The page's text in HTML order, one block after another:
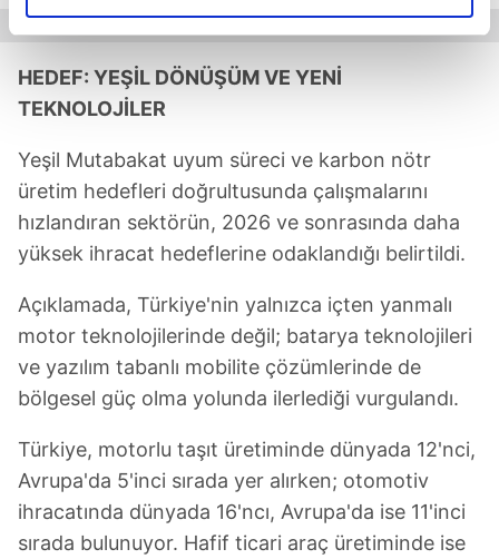
elimizden gelen çabayı gösterdiğimizi ve bu noktada,
reklamların maliyetlerimizi karşılamak noktasında tek gelir
kalemimiz olduğunu sizlere hatırlatmak isteriz.
Her halükârda, kullanıcılar, bu çerezlere izin vermedikleri
takdirde, kullanıcılara hedefli reklamlar
gösterilmeyecektir."
Sizlere daha iyi bir hizmet sunabilmek için İnternet
Sitemizde kendimize ve üçüncü kişilere ait çerezler
verileriniz işlenmekte olup gerekli olan çerezler bilgi
toplumu hizmetlerinin sunulması amacıyla
kullanılmaktadır. Diğer çerezler, sitemizin daha işlevsel
kılınması ve kişiselleştirilmesi ve sizlere yönelik
reklam/pazarlama faaliyetlerinin yapılması, amaçlarıyla
sınırlı olarak açık rızanız dahilinde kullanılacaktır.
Çerezlere ilişkin tercihlerinizi aşağıda yer alan panel
vasıtasıyla belirleyebilirsiniz. Çerezlere ilişkin detaylı bilgi
için Ayarlar butonuna tıklayabilir, Çerez Bilgilendirme
HEDEF: YEŞİL DÖNÜŞÜM VE YENİ
TEKNOLOJİLER
Yeşil Mutabakat uyum süreci ve karbon nötr
üretim hedefleri doğrultusunda çalışmalarını
hızlandıran sektörün, 2026 ve sonrasında daha
yüksek ihracat hedeflerine odaklandığı belirtildi.
Açıklamada, Türkiye'nin yalnızca içten yanmalı
motor teknolojilerinde değil; batarya teknolojileri
ve yazılım tabanlı mobilite çözümlerinde de
bölgesel güç olma yolunda ilerlediği vurgulandı.
Türkiye, motorlu taşıt üretiminde dünyada 12'nci,
Avrupa'da 5'inci sırada yer alırken; otomotiv
ihracatında dünyada 16'ncı, Avrupa'da ise 11'inci
sırada bulunuyor. Hafif ticari araç üretiminde ise